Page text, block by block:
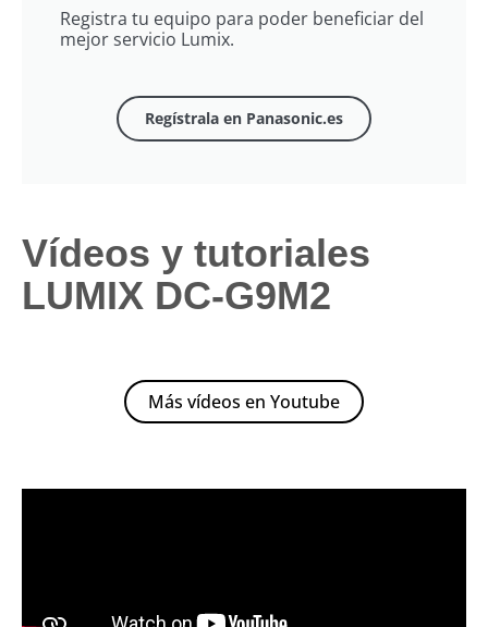
Registra tu equipo para poder beneficiar del
mejor servicio Lumix.
Regístrala en Panasonic.es
Vídeos y tutoriales
LUMIX DC-G9M2
Más vídeos en Youtube